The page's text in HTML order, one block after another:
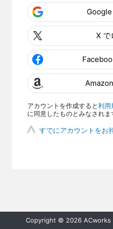
X で
アカウントを作成すると 利用
に同意したものとみなされま
すでにアカウントをお
Copyright © 2026 ACworks